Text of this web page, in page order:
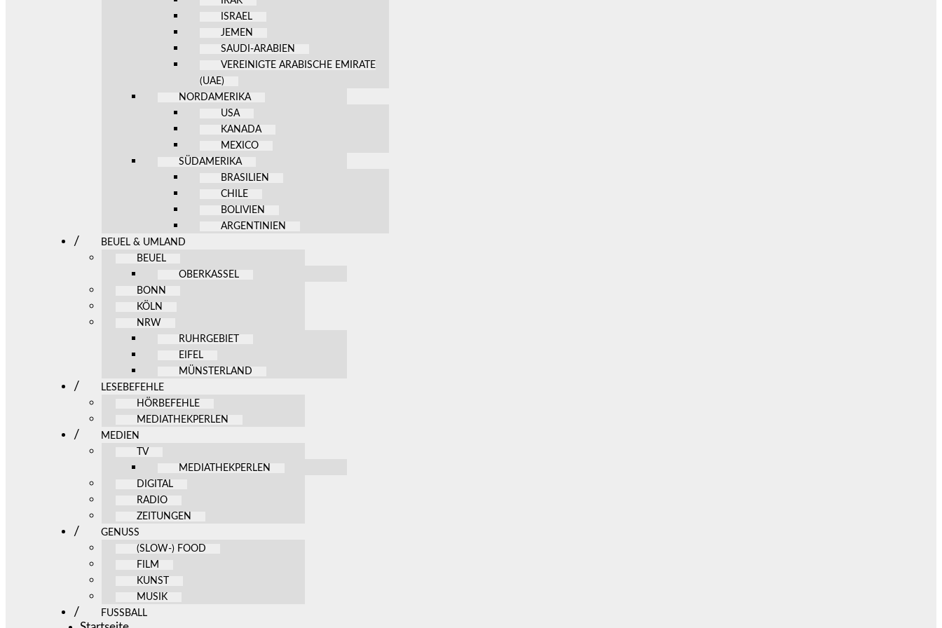
ISRAEL
JEMEN
SAUDI-ARABIEN
VEREINIGTE ARABISCHE EMIRATE
(UAE)
NORDAMERIKA
USA
KANADA
MEXICO
SÜDAMERIKA
BRASILIEN
CHILE
BOLIVIEN
ARGENTINIEN
BEUEL & UMLAND
BEUEL
OBERKASSEL
BONN
KÖLN
NRW
RUHRGEBIET
EIFEL
MÜNSTERLAND
LESEBEFEHLE
HÖRBEFEHLE
MEDIATHEKPERLEN
MEDIEN
TV
MEDIATHEKPERLEN
DIGITAL
RADIO
ZEITUNGEN
GENUSS
(SLOW-) FOOD
FILM
KUNST
MUSIK
FUSSBALL